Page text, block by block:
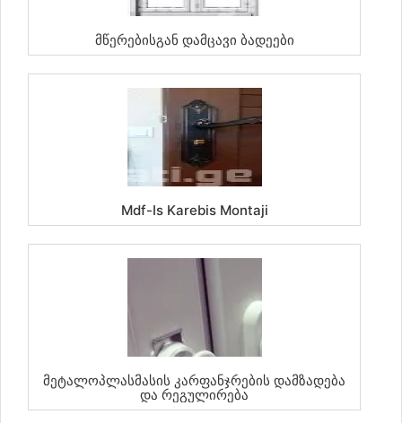
Მწერებისგან Დამცავი Ბადეები
Mdf-Is Karebis Montaji
Მეტალოპლასმასის Კარფანჯრების Დამზადება
Და Რეგულირება